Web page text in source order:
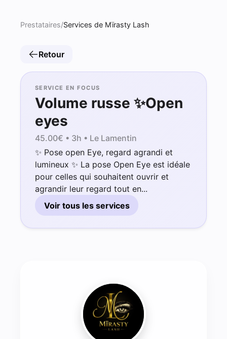
Prestataires/Services de Mïrasty Lash
Retour
SERVICE EN FOCUS
Volume russe ✨Open
eyes
45.00€ • 3h • Le Lamentin
✨ Pose open Eye, regard agrandi et
lumineux ✨ La pose Open Eye est idéale
pour celles qui souhaitent ouvrir et
agrandir leur regard tout en...
Voir tous les services